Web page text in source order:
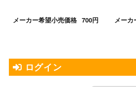
メーカー希望小売価格 700円 メーカ
ログイン